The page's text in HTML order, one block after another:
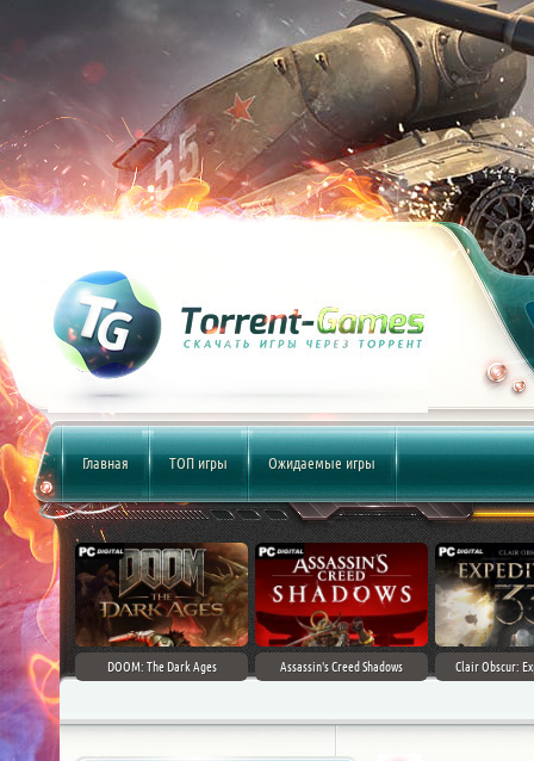
Главная ТОП игры Ожидаемые игры
DOOM: The Dark Ages Assassin's Creed Shadows Clair Obscur: